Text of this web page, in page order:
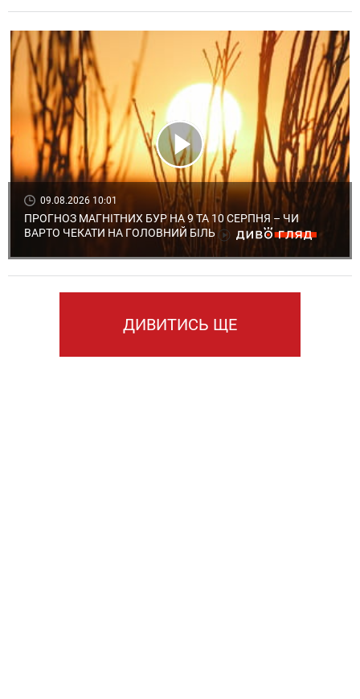
09.08.2026 10:01
ПРОГНОЗ МАГНІТНИХ БУР НА 9 ТА 10 СЕРПНЯ – ЧИ
ВАРТО ЧЕКАТИ НА ГОЛОВНИЙ БІЛЬ
ДИВИТИСЬ ЩЕ